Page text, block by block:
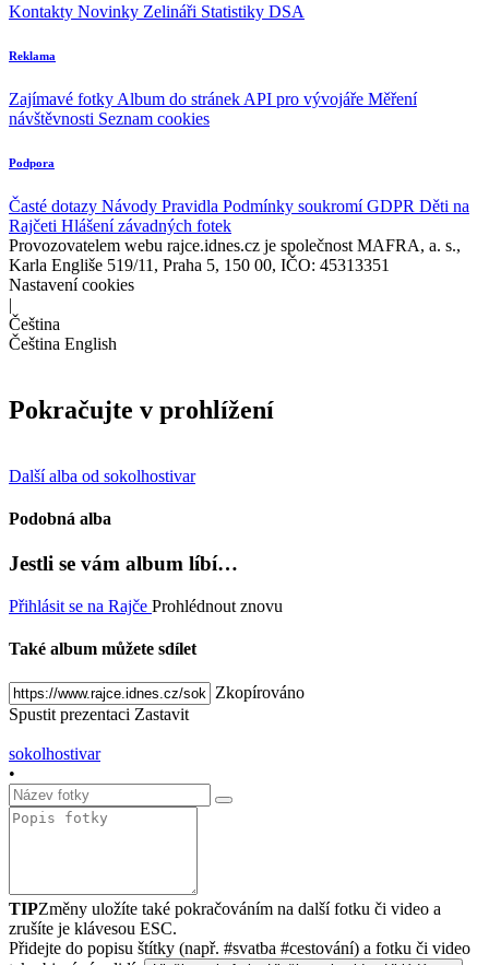
Kontakty Novinky Zelináři Statistiky DSA
Reklama
Zajímavé fotky Album do stránek API pro vývojáře Měření
návštěvnosti Seznam cookies
Podpora
Časté dotazy Návody Pravidla Podmínky soukromíGDPR Děti na
Rajčeti Hlášení závadných fotek
Provozovatelem webu rajce.idnes.cz je společnost MAFRA, a. s.,
Karla Engliše 519/11, Praha 5, 150 00, IČO: 45313351
Nastavení cookies
|
Čeština
Čeština English
Pokračujte v prohlížení
Další alba od sokolhostivar
Podobná alba
Jestli se vám album líbí…
Přihlásit se na Rajče Prohlédnout znovu
Také album můžete sdílet
Zkopírováno
Spustit prezentaci Zastavit
sokolhostivar
•
TIPZměny uložíte také pokračováním na další fotku či video a
zrušíte je klávesou ESC.
Přidejte do popisu štítky (např. #svatba #cestování) a fotku či video